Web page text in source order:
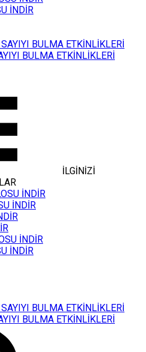
İNDİR
BULMA ETKİNLİKLERİ
İLGİNİZİ
İNDİR
İNDİR
BULMA ETKİNLİKLERİ